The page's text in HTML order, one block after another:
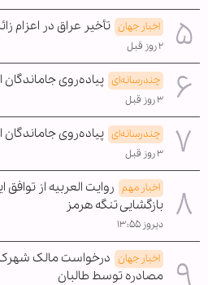
اخبار جهان تأخیر عراق در اعزام
۲ روز قبل
چندرسانه‌ای پیاده‌روی
۳ روز قبل
چندرسانه‌ای پیاده‌روی
۳ روز قبل
اخبار مهم روایت العربیه از
بازگشایی تنگه هرمز
دیروز ۱۳:۵۵
اخبار جهان درخواست مالک شهرک
مصادره توسط طالبان